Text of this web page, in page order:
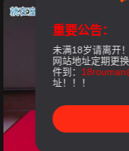
重要公告：
未满18岁请离开！
网站地址定期更
件到：
址！！！